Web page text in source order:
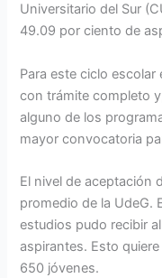
Universitario del Sur
49.09 por ciento de
Para este ciclo
con trámite completo
alguno de los
mayor convocatoria
El nivel de aceptación
promedio de la UdeG.
estudios pudo recibir
aspirantes. Esto
650 jóvenes.